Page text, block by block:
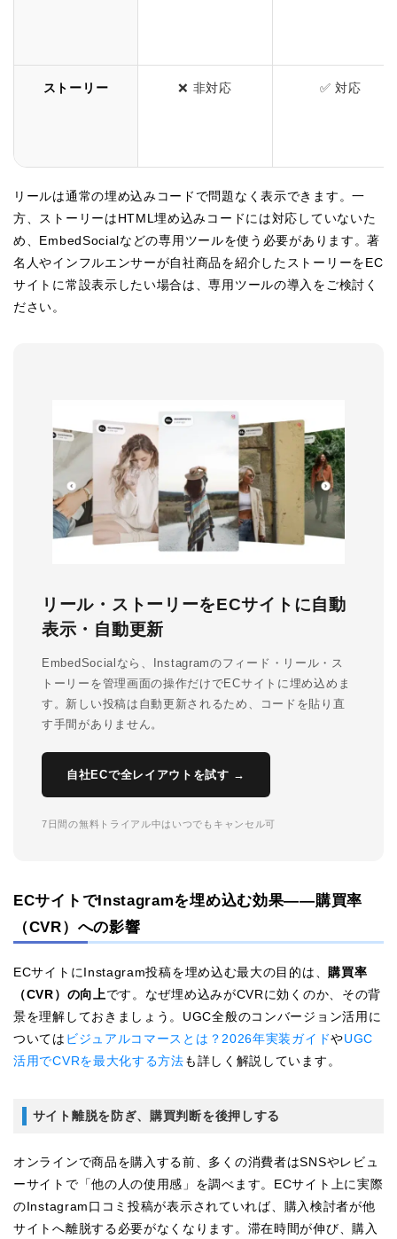
ストーリー ❌ 非対応 ✅ 対応
リールは通常の埋め込みコードで問題なく表示できます。一
方、ストーリーはHTML埋め込みコードには対応していないた
め、EmbedSocialなどの専用ツールを使う必要があります。著
名人やインフルエンサーが自社商品を紹介したストーリーをEC
サイトに常設表示したい場合は、専用ツールの導入をご検討く
ださい。
リール・ストーリーをECサイトに自動
表示・自動更新
EmbedSocialなら、Instagramのフィード・リール・ス
トーリーを管理画面の操作だけでECサイトに埋め込めま
す。新しい投稿は自動更新されるため、コードを貼り直
す手間がありません。
自社ECで全レイアウトを試す →
7日間の無料トライアル中はいつでもキャンセル可
ECサイトでInstagramを埋め込む効果——購買率
（CVR）への影響
ECサイトにInstagram投稿を埋め込む最大の目的は、購買率
（CVR）の向上です。なぜ埋め込みがCVRに効くのか、その背
景を理解しておきましょう。UGC全般のコンバージョン活用に
ついては ビジュアルコマースとは？2026年実装ガイドやUGC
活用でCVRを最大化する方法も詳しく解説しています。
サイト離脱を防ぎ、購買判断を後押しする
オンラインで商品を購入する前、多くの消費者はSNSやレビュ
ーサイトで「他の人の使用感」を調べます。ECサイト上に実際
のInstagram口コミ投稿が表示されていれば、購入検討者が他
サイトへ離脱する必要がなくなります。滞在時間が伸び、購入